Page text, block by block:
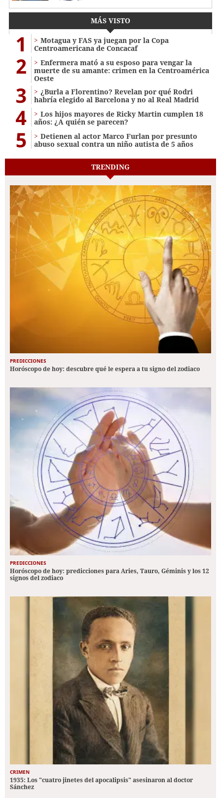
MÁS VISTO
1
Motagua y FAS ya juegan por la Copa
Centroamericana de Concacaf
2
Enfermera mató a su esposo para vengar la
muerte de su amante: crimen en la Centroamérica
Oeste
3
¿Burla a Florentino? Revelan por qué Rodri
habría elegido al Barcelona y no al Real Madrid
4
Los hijos mayores de Ricky Martin cumplen 18
años: ¿A quién se parecen?
5
Detienen al actor Marco Furlan por presunto
abuso sexual contra un niño autista de 5 años
TRENDING
PREDICCIONES
Horóscopo de hoy: descubre qué le espera a tu signo del zodiaco
PREDICCIONES
Horóscopo de hoy: predicciones para Aries, Tauro, Géminis y los 12
signos del zodiaco
CRIMEN
1935: Los "cuatro jinetes del apocalipsis" asesinaron al doctor
Sánchez